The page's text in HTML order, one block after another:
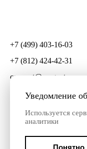
+7 (499) 403-16-03
+7 (812) 424-42-31
connect@mygento.ru
СПб, ул.
Политика
Уведомление
Используется
аналитики
Понятно